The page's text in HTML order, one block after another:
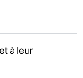
à leur